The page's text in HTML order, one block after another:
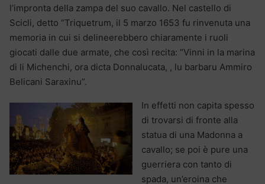
l’impronta della zampa del suo cavallo. Nel castello di
Scicli, detto “Triquetrum, il 5 marzo 1653 fu rinvenuta una
memoria in cui si delineerebbero chiaramente i ruoli
giocati dalle due armate, che così recita: “Vinni in la marina
di li Michenchi, ora dicta Donnalucata, , lu barbaru Ammiro
Belicani Saraxinu”.
In effetti non capita spesso
di trovarsi di fronte alla
statua di una Madonna a
cavallo; se poi è pure una
guerriera con tanto di
spada, un’eroina che